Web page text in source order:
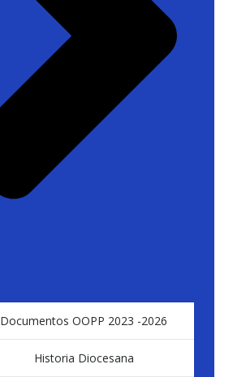
Documentos OOPP 2023 -2026
Historia Diocesana